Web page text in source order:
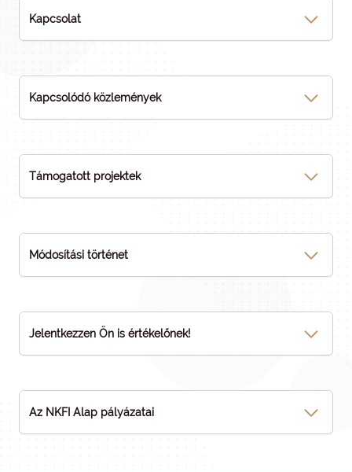
Kapcsolat
Kapcsolódó közlemények
Támogatott projektek
Módosítási történet
Jelentkezzen Ön is értékelőnek!
Az NKFI Alap pályázatai